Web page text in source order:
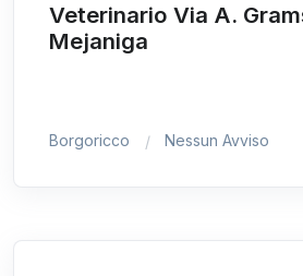
Veterinario Via A.
Mejaniga
Borgoricco Nessun Avviso